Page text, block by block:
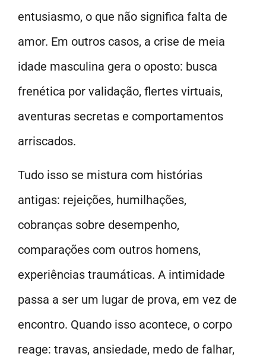
entusiasmo, o que não significa falta de
amor. Em outros casos, a crise de meia
idade masculina gera o oposto: busca
frenética por validação, flertes virtuais,
aventuras secretas e comportamentos
arriscados.
Tudo isso se mistura com histórias
antigas: rejeições, humilhações,
cobranças sobre desempenho,
comparações com outros homens,
experiências traumáticas. A intimidade
passa a ser um lugar de prova, em vez de
encontro. Quando isso acontece, o corpo
reage: travas, ansiedade, medo de falhar,